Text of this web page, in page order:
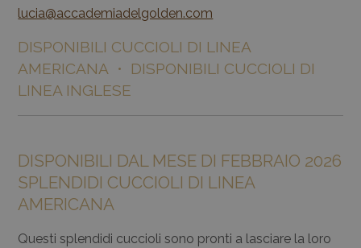
lucia@accademiadelgolden.com
DISPONIBILI CUCCIOLI DI LINEA
AMERICANA • DISPONIBILI CUCCIOLI DI
LINEA INGLESE
DISPONIBILI DAL MESE DI FEBBRAIO 2026
SPLENDIDI CUCCIOLI DI LINEA
AMERICANA
Questi splendidi cuccioli sono pronti a lasciare la loro